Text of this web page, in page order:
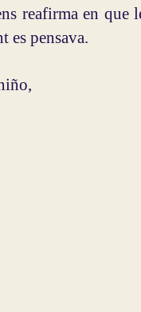
reafirma en que
es pensava.